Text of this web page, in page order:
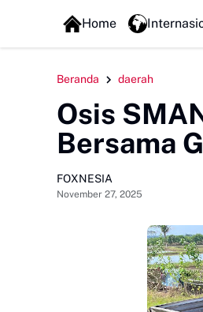
FOXLINE NEWS
Home
Beranda daerah
Osis
Bersama
FOXNESIA
November 27, 2025